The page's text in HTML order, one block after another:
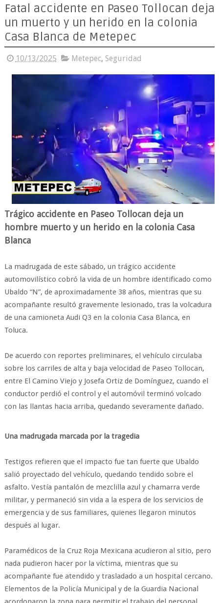
Fatal accidente en Paseo Tollocan deja
un muerto y un herido en la colonia
Casa Blanca de Metepec
10/13/2025 Metepec, Seguridad
Trágico accidente en Paseo Tollocan deja un
hombre muerto y un herido en la colonia Casa
Blanca
La madrugada de este sábado, un trágico accidente
automovilístico cobró la vida de un hombre identificado como
Ubaldo “N”, de aproximadamente 38 años, mientras que su
acompañante resultó gravemente lesionado, tras la volcadura
de una camioneta Audi Q3 en la colonia Casa Blanca, en
Toluca.
De acuerdo con reportes preliminares, el vehículo circulaba
sobre los carriles de alta y baja velocidad de Paseo Tollocan,
entre El Camino Viejo y Josefa Ortiz de Domínguez, cuando el
conductor perdió el control y el automóvil terminó volcado
con las llantas hacia arriba, quedando severamente dañado.
Una madrugada marcada por la tragedia
Testigos refieren que el impacto fue tan fuerte que Ubaldo
salió proyectado del vehículo, quedando tendido sobre el
asfalto. Vestía pantalón de mezclilla azul y chamarra verde
militar, y permaneció sin vida a la espera de los servicios de
emergencia y de sus familiares, quienes llegaron minutos
después al lugar.
Paramédicos de la Cruz Roja Mexicana acudieron al sitio, pero
nada pudieron hacer por la víctima, mientras que su
acompañante fue atendido y trasladado a un hospital cercano.
Elementos de la Policía Municipal y de la Guardia Nacional